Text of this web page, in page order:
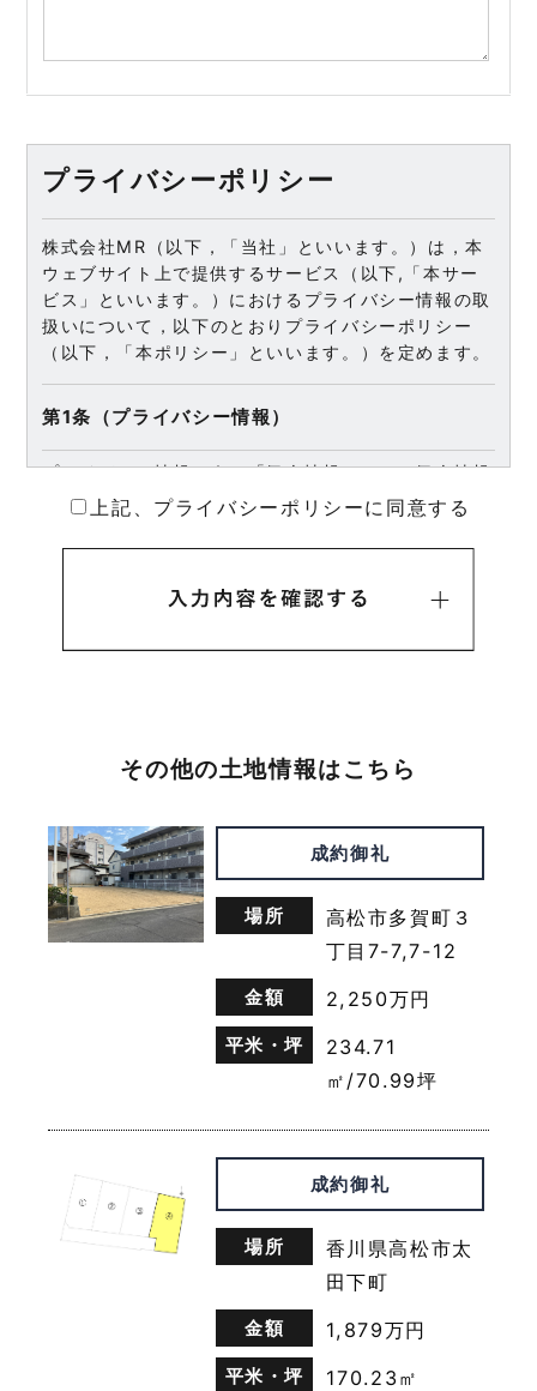
プライバシーポリシー
株式会社MR（以下，「当社」といいます。）は，本
ウェブサイト上で提供するサービス（以下,「本サー
ビス」といいます。）におけるプライバシー情報の取
扱いについて，以下のとおりプライバシーポリシー
（以下，「本ポリシー」といいます。）を定めます。
第1条（プライバシー情報）
プライバシー情報のうち「個人情報」とは，個人情報
保護法にいう「個人情報」を指すものとし，生存する
個人に関する情報であって，当該情報に含まれる氏
名，生年月日，住所，電話番号，連絡先その他の記述
プライバシー情報のうち「履歴情報および特性情報」
ご利用いただいたサービスやご購入いただいた商品，
IPアドレス，クッキー情報，位置情報，端末の個体識
別情報などを指します。
第２条（プライバシー情報の収集方法）
当社は，ユーザーが利用登録をする際に氏名，生年月
日，住所，電話番号，メールアドレス，銀行口座番
号，クレジットカード番号，運転免許証番号などの個
人情報をお尋ねすることがあります。また，ユーザー
と提携先などとの間でなされたユーザーの個人情報を
含む取引記録や，決済に関する情報を当社の提携先
（情報提供元，広告主，広告配信先などを含みます。
以下，｢提携先｣といいます。）などから収集すること
トウエア，購入した商品，閲覧したページや広告の履
歴，検索した検索キーワード，利用日時，利用方法，
利用環境（携帯端末を通じてご利用の場合の当該端末
の通信状態，利用に際しての各種設定情報なども含み
ます），IPアドレス，クッキー情報，位置情報，端末
の個体識別情報などの履歴情報および特性情報を，ユ
ーザーが当社や提携先のサービスを利用しまたはペー
ジを閲覧する際に収集します。
上記、プライバシーポリシーに同意する
その他の土地情報はこちら
成約御礼
場所
高松市多賀町３
丁目7-7,7-12
金額 2,250万円
平米・坪
234.71
㎡/70.99坪
成約御礼
場所
香川県高松市太
田下町
金額 1,879万円
平米・坪
170.23㎡